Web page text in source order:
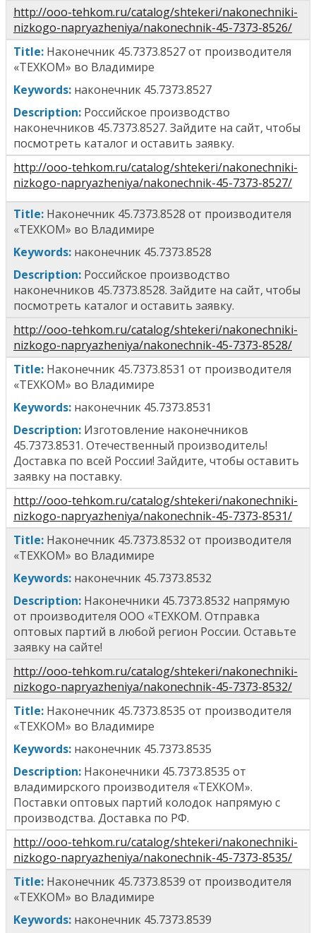
http://ooo-tehkom.ru/catalog/shtekeri/nakonechniki-
nizkogo-napryazheniya/nakonechnik-45-7373-8526/
Title: Наконечник 45.7373.8527от производителя
«ТЕХКОМ» во Владимире
Keywords: наконечник 45.7373.8527
Description: Российское производство
наконечников 45.7373.8527. Зайдите на сайт, чтобы
посмотреть каталог и оставить заявку.
http://ooo-tehkom.ru/catalog/shtekeri/nakonechniki-
nizkogo-napryazheniya/nakonechnik-45-7373-8527/
Title: Наконечник 45.7373.8528 от производителя
«ТЕХКОМ» во Владимире
Keywords: наконечник 45.7373.8528
Description: Российское производство
наконечников 45.7373.8528. Зайдите на сайт, чтобы
посмотреть каталог и оставить заявку.
http://ooo-tehkom.ru/catalog/shtekeri/nakonechniki-
nizkogo-napryazheniya/nakonechnik-45-7373-8528/
Title: Наконечник 45.7373.8531 от производителя
«ТЕХКОМ» во Владимире
Keywords: наконечник 45.7373.8531
Description: Изготовление наконечников
45.7373.8531. Отечественный производитель!
Доставка по всей России! Зайдите, чтобы оставить
заявку на поставку.
http://ooo-tehkom.ru/catalog/shtekeri/nakonechniki-
nizkogo-napryazheniya/nakonechnik-45-7373-8531/
Title: Наконечник 45.7373.8532 от производителя
«ТЕХКОМ» во Владимире
Keywords: наконечник 45.7373.8532
Description: Наконечники 45.7373.8532 напрямую
от производителя ООО «ТЕХКОМ. Отправка
оптовых партий в любой регион России. Оставьте
заявку на сайте!
http://ooo-tehkom.ru/catalog/shtekeri/nakonechniki-
nizkogo-napryazheniya/nakonechnik-45-7373-8532/
Title: Наконечник 45.7373.8535 от производителя
«ТЕХКОМ» во Владимире
Keywords: наконечник 45.7373.8535
Description: Наконечники 45.7373.8535 от
владимирского производителя «ТЕХКОМ».
Поставки оптовых партий колодок напрямую с
производства. Доставка по РФ.
http://ooo-tehkom.ru/catalog/shtekeri/nakonechniki-
nizkogo-napryazheniya/nakonechnik-45-7373-8535/
Title: Наконечник 45.7373.8539 от производителя
«ТЕХКОМ» во Владимире
Keywords: наконечник 45.7373.8539